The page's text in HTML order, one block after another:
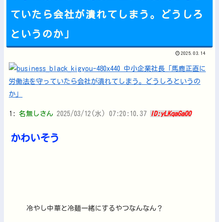
Powered by livedoor 相互RSS
ていたら会社が潰れてしまう。どうしろ
というのか」
2025.03.14
1: 名無しさん 2025/03/12(水) 07:20:10.37 ID:yLKqaGa00
かわいそう
冷やし中華と冷麺一緒にするやつなんなん？